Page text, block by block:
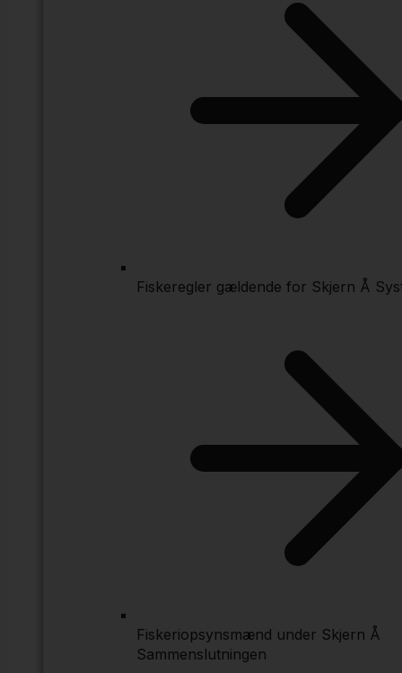
Fiskeregler gældende for Skjern Å
Fiskeriopsynsmænd under Skjern Å
Sammenslutningen